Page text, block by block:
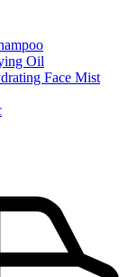
Oil
Face Mist